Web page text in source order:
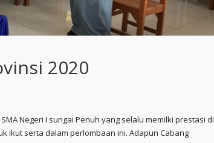
2020
Negeri I sungai Penuh yang selalu memilki prestasi di
ikut serta dalam perlombaan ini. Adapun Cabang